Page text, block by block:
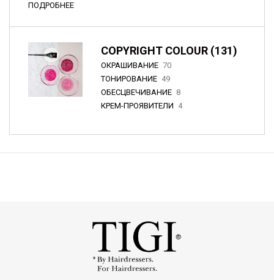
ПОДРОБНЕЕ
COPYRIGHT COLOUR (131)
ОКРАШИВАНИЕ 70
ТОНИРОВАНИЕ 49
ОБЕСЦВЕЧИВАНИЕ 8
КРЕМ-ПРОЯВИТЕЛИ 4